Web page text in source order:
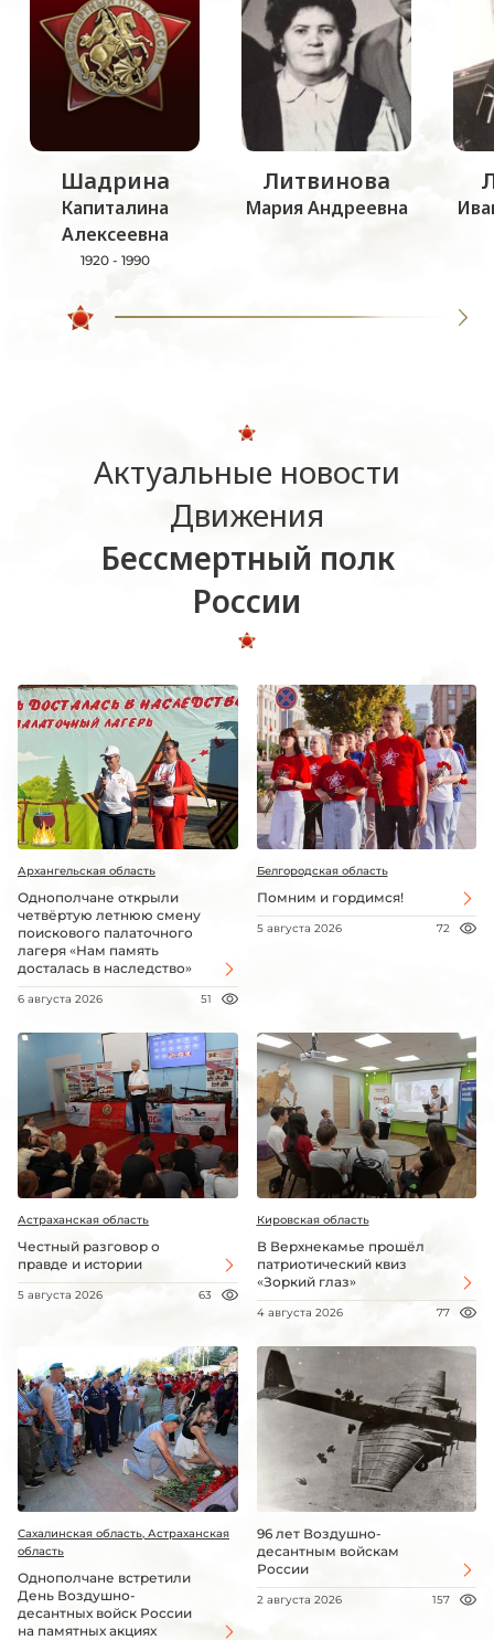
Шадрина
Капиталина
Алексеевна
1920 - 1990
Литвинова
Мария Андреевна
Актуальные новости
Движения
Бессмертный полк
России
Архангельская область
Однополчане открыли
четвёртую летнюю смену
поискового палаточного
лагеря «Нам память
досталась в наследство»
6 августа 2026 51
Белгородская область
Помним и гордимся!
5 августа 2026 72
Астраханская область
Честный разговор о
правде и истории
5 августа 2026 63
Кировская область
В Верхнекамье прошёл
патриотический квиз
«Зоркий глаз»
4 августа 2026 77
Сахалинская область, Астраханская
область
Однополчане встретили
День Воздушно-
десантных войск России
на памятных акциях
96 лет Воздушно-
десантным войскам
России
2 августа 2026 157